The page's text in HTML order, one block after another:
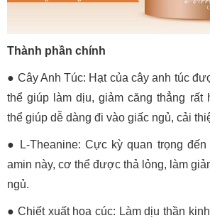
Thành phần chính
● Cây Anh Túc: Hạt của cây anh túc
thể giúp làm dịu, giảm căng thẳng rất
thể giúp dễ dàng đi vào giấc ngủ, cải
●
L-Theanine: Cực kỳ quan trọng
amin này, cơ thể được thả lỏng, làm
ngủ.
●Chiết xuất hoa cúc: Làm dịu thần